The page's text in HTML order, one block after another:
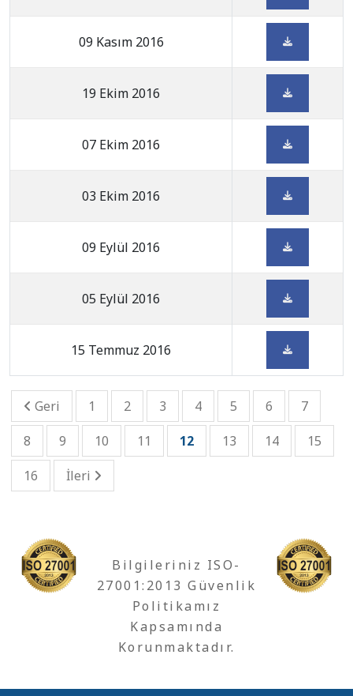
09 Kasım 2016
19 Ekim 2016
07 Ekim 2016
03 Ekim 2016
09 Eylül 2016
05 Eylül 2016
15 Temmuz 2016
Geri 1 2 3 4 5 6
7
8
9 10 11 12 13 14
15
16
İleri
Bilgileriniz ISO-
27001:2013 Güvenlik
Politikamız
Kapsamında
Korunmaktadır.